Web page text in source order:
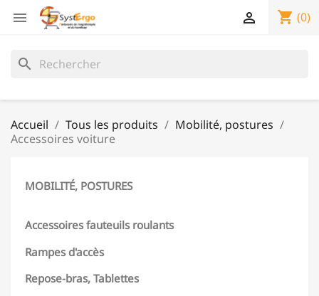
 shopping_cart (0)

search
Accueil Tous les produits
Mobilité, postures
Accessoires voiture
MOBILITÉ, POSTURES
Accessoires fauteuils roulants
Rampes d'accès
Repose-bras, Tablettes